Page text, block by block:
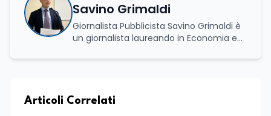
Savino Grimaldi
Giornalista Pubblicista Savino Grimaldi è
un giornalista laureando in Economia e
maturata nel settore della formazione.
professionale, distinguendosi per una
Articoli Correlati